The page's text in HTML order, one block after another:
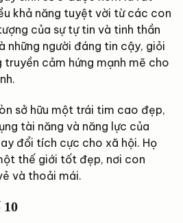
khả năng tuyệt vời từ các con
của sự tự tin và tinh thần
những người đáng tin cậy, giỏi
truyền cảm hứng mạnh mẽ cho
sở hữu một trái tim cao đẹp,
tài năng và năng lực của
đổi tích cực cho xã hội. Họ
thế giới tốt đẹp, nơi con
và thoải mái.
10